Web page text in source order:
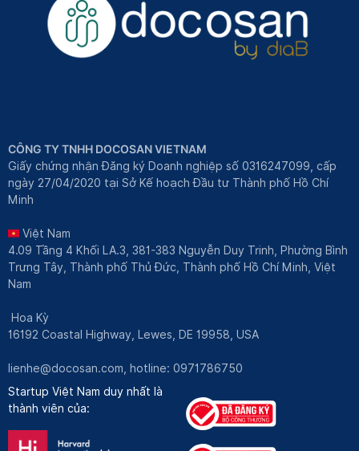
CÔNG TY TNHH DOCOSAN VIETNAM
Giấy chứng nhận Đăng ký Doanh nghiệp số 0316247099, cấp
ngày 27/04/2020 tại Sở Kế hoạch Đầu tư Thành phố Hồ Chí
Minh
Việt Nam
4.09 Tầng 4 Khối LA.3, 381-383 Nguyễn Duy Trinh, Phường Bình
Trưng Tây, Thành phố Thủ Đức, Thành phố Hồ Chí Minh, Việt
Nam
Hoa Kỳ
16192 Coastal Highway, Lewes, DE 19958, USA
lienhe@docosan.com , hotline: 0971786750
Startup Việt Nam duy nhất là
thành viên của: